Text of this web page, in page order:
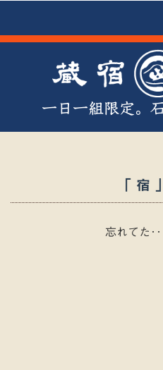
一日一組限定。
「 宿
忘れてた･･